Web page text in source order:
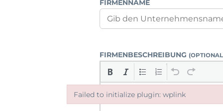
FIRMENNAME
FIRMENBESCHREIBUNG
Failed to initialize plugin: wplink
Failed to initialize plugin: wplink